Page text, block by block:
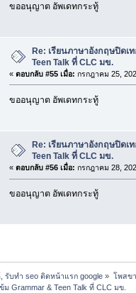
ขออนุญาต อัพเดทกระทู้
Re: เรียนภาษาอังกฤษปิด
Teen Talk ที่ CLC มข.
« ตอบกลับ #55 เมื่อ: กรกฎาคม 25,
ขออนุญาต อัพเดทกระทู้
Re: เรียนภาษาอังกฤษปิด
Teen Talk ที่ CLC มข.
« ตอบกลับ #56 เมื่อ: กรกฎาคม 28,
ขออนุญาต อัพเดทกระทู้
รับทำ seo ติดหน้าแรก google » โพสข
Grammar & Teen Talk ที่ CLC มข.